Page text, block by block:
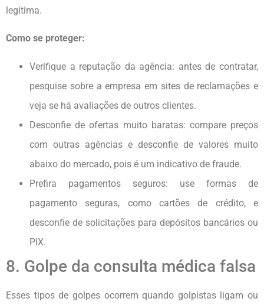
legítima.
Como se proteger:
Verifique a reputação da agência: antes de contratar,
pesquise sobre a empresa em sites de reclamações e
veja se há avaliações de outros clientes.
Desconfie de ofertas muito baratas: compare preços
com outras agências e desconfie de valores muito
abaixo do mercado, pois é um indicativo de fraude.
Prefira pagamentos seguros: use formas de
pagamento seguras, como cartões de crédito, e
desconfie de solicitações para depósitos bancários ou
PIX.
8. Golpe da consulta médica falsa
Esses tipos de golpes ocorrem quando golpistas ligam ou